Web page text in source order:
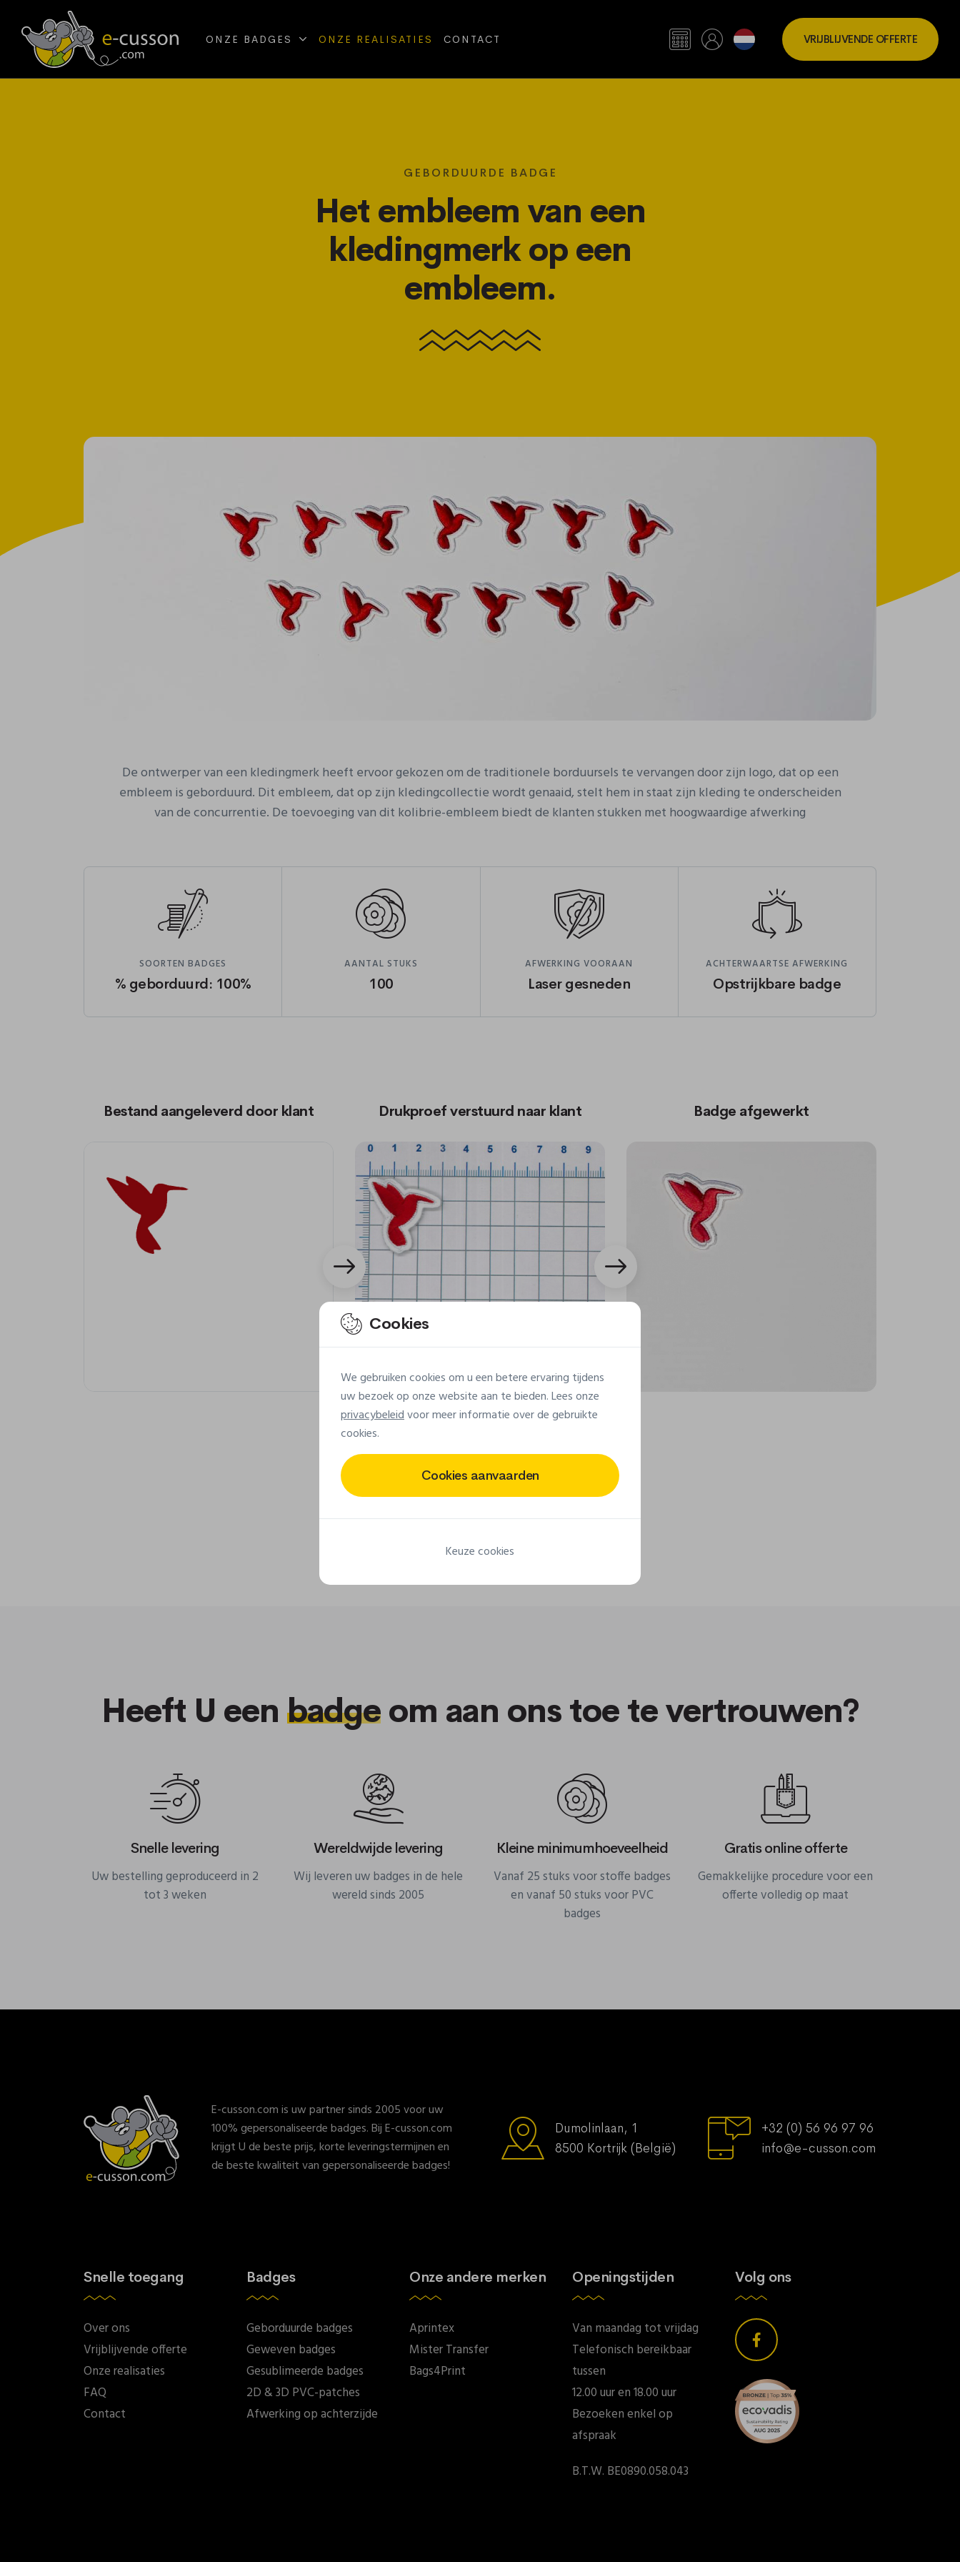
ONZE BADGES ONZE REALISATIES CONTACT VRIJBLIJVENDE OFFERTE
GEBORDUURDE BADGE
Het embleem van een
kledingmerk op een
embleem.
De ontwerper van een kledingmerk heeft ervoor gekozen om de traditionele borduursels te vervangen door zijn logo, dat op een
embleem is geborduurd. Dit embleem, dat op zijn kledingcollectie wordt genaaid, stelt hem in staat zijn kleding te onderscheiden
van de concurrentie. De toevoeging van dit kolibrie-embleem biedt de klanten stukken met hoogwaardige afwerking
SOORTEN BADGES
% geborduurd: 100%
AANTAL STUKS
100
AFWERKING VOORAAN
Laser gesneden
ACHTERWAARTSE AFWERKING
Opstrijkbare badge
Bestand aangeleverd door klant Drukproef verstuurd naar klant Badge afgewerkt
Ontdek nog andere ontwerpen
Heeft U een badgeom aan ons toe te vertrouwen?
Snelle levering
Uw bestelling geproduceerd in 2
tot 3 weken
Wereldwijde levering
Wij leveren uw badges in de hele
wereld sinds 2005
Kleine minimumhoeveelheid
Vanaf 25 stuks voor stoffe badges
en vanaf 50 stuks voor PVC
badges
Gratis online offerte
Gemakkelijke procedure voor een
offerte volledig op maat
E-cusson.com is uw partner sinds 2005 voor uw
100% gepersonaliseerde badges. Bij E-cusson.com
krijgt U de beste prijs, korte leveringstermijnen en
de beste kwaliteit van gepersonaliseerde badges!
Dumolinlaan, 1
8500 Kortrijk (België)
+32 (0) 56 96 97 96
info@e-cusson.com
Snelle toegang
Over ons
Vrijblijvende offerte
Onze realisaties
FAQ
Contact
Badges
Geborduurde badges
Geweven badges
Gesublimeerde badges
2D & 3D PVC-patches
Afwerking op achterzijde
Onze andere merken
Aprintex
Mister Transfer
Bags4Print
Openingstijden
Van maandag tot vrijdag
Telefonisch bereikbaar
tussen
12.00 uur en 18.00 uur
Bezoeken enkel op
afspraak
B.T.W. BE0890.058.043
Volg ons
Cookies
We gebruiken cookies om u een betere ervaring tijdens
uw bezoek op onze website aan te bieden. Lees onze
privacybeleidvoor meer informatie over de gebruikte
cookies.
Cookies aanvaarden
Keuze cookies